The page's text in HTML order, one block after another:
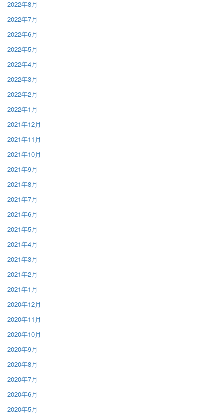
2022年8月
2022年7月
2022年6月
2022年5月
2022年4月
2022年3月
2022年2月
2022年1月
2021年12月
2021年11月
2021年10月
2021年9月
2021年8月
2021年7月
2021年6月
2021年5月
2021年4月
2021年3月
2021年2月
2021年1月
2020年12月
2020年11月
2020年10月
2020年9月
2020年8月
2020年7月
2020年6月
2020年5月